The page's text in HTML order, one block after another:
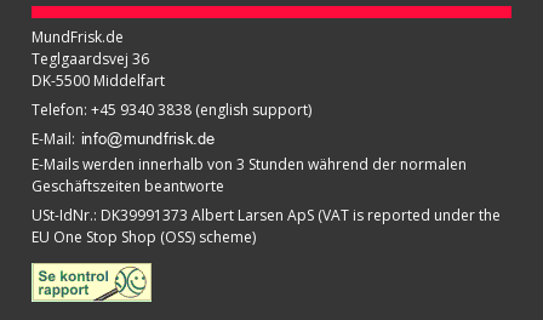
MundFrisk.de
Teglgaardsvej 36
DK-5500 Middelfart
Telefon: +45 9340 3838 (english support)
E-Mail:
E-Mails werden innerhalb von 3 Stunden während der normalen
Geschäftszeiten beantworte
USt-IdNr.: DK39991373 Albert Larsen ApS (VAT is reported under the
EU One Stop Shop (OSS) scheme)